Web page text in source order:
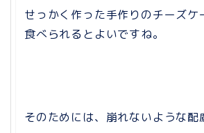
せっかく作った手作りのチーズケ
食べられるとよいですね。
そのためには、崩れないような配